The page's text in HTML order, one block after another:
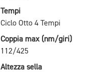
Tempi
Ciclo Otto 4 Tempi
Coppia max (nm/giri)
112/425
Altezza sella